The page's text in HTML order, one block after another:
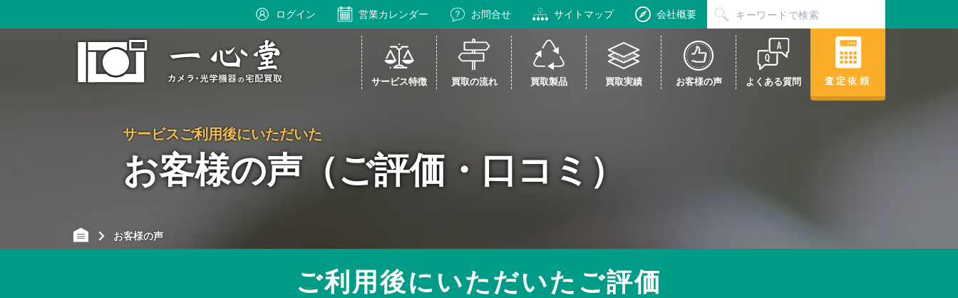
ログイン 営業カレンダー お問合せ サイトマップ 会社概要
サービス特徴 買取の流れ 買取製品 買取実績 お客様の声 よくある質問 査定依頼
サービスご利用後にいただいた
お客様の声（ご評価・口コミ）
お客様の声
ご利用後にいただいたご評価